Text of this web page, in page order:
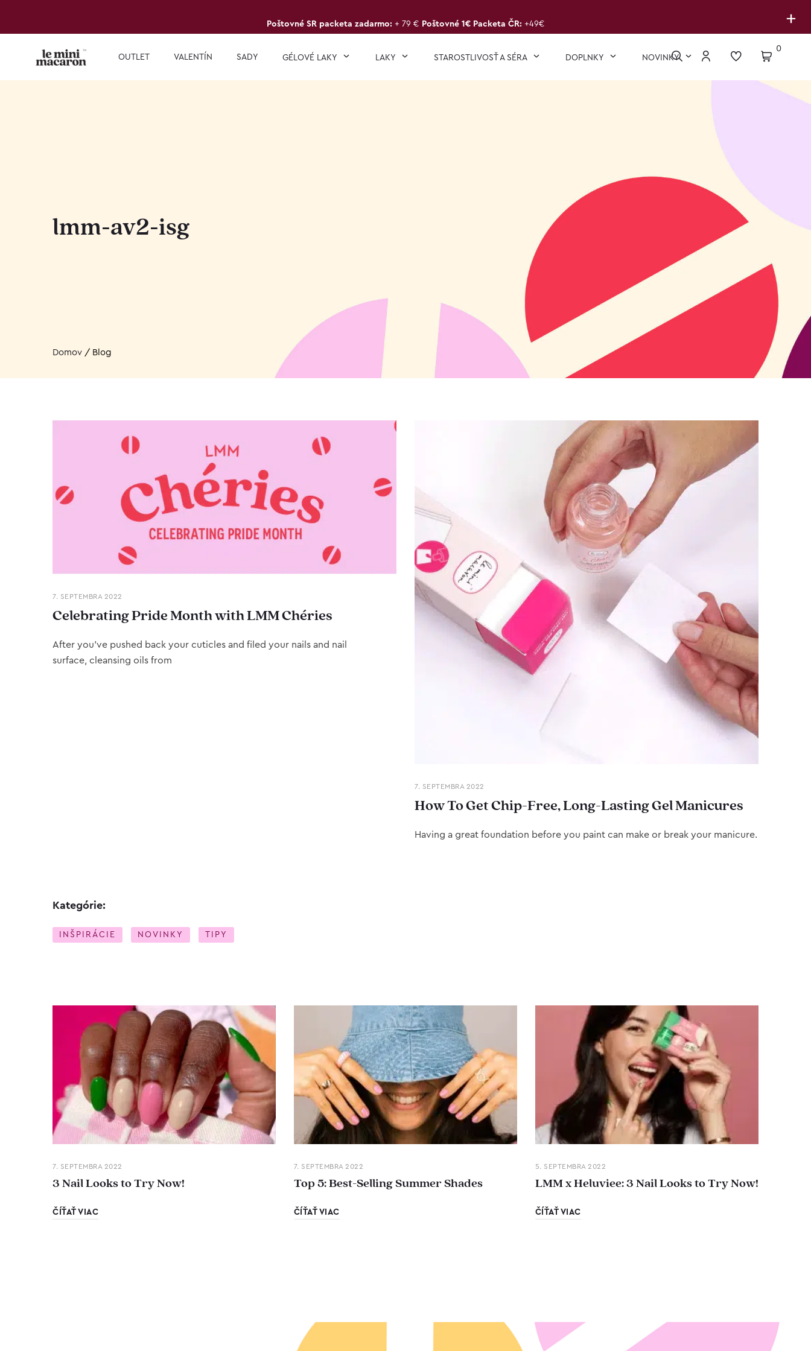
+
Poštovné SR packeta zadarmo: + 79 € Poštovné 1€ Packeta ČR: +49€
OUTLET VALENTÍN SADY GÉLOVÉ LAKY LAKY STAROSTLIVOSŤ A SÉRA DOPLNKY NOVINKY
0
lmm-av2-isg
Domov / Blog
7. SEPTEMBRA 2022
Celebrating Pride Month with LMM Chéries
After you’ve pushed back your cuticles and filed your nails and nail
surface, cleansing oils from
7. SEPTEMBRA 2022
How To Get Chip-Free, Long-Lasting Gel Manicures
Having a great foundation before you paint can make or break your manicure.
Kategórie:
INŠPIRÁCIE NOVINKY TIPY
7. SEPTEMBRA 2022
3 Nail Looks to Try Now!
ČÍŤAŤ VIAC
7. SEPTEMBRA 2022
Top 5: Best-Selling Summer Shades
ČÍŤAŤ VIAC
5. SEPTEMBRA 2022
LMM x Heluviee: 3 Nail Looks to Try Now!
ČÍŤAŤ VIAC